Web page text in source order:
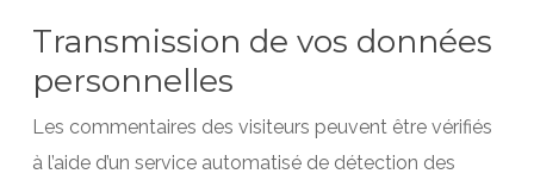
Transmission de vos données
personnelles
Les commentaires des visiteurs peuvent être vérifiés
à l’aide d’un service automatisé de détection des